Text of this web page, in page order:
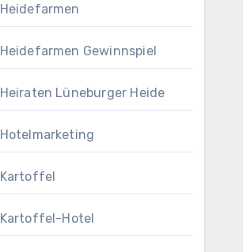
Heidefarmen
Heidefarmen Gewinnspiel
Heiraten Lüneburger Heide
Hotelmarketing
Kartoffel
Kartoffel-Hotel